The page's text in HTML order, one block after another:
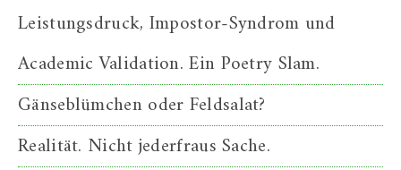
Leistungsdruck, Impostor-Syndrom und
Academic Validation. Ein Poetry Slam.
Gänseblümchen oder Feldsalat?
Realität. Nicht jederfraus Sache.